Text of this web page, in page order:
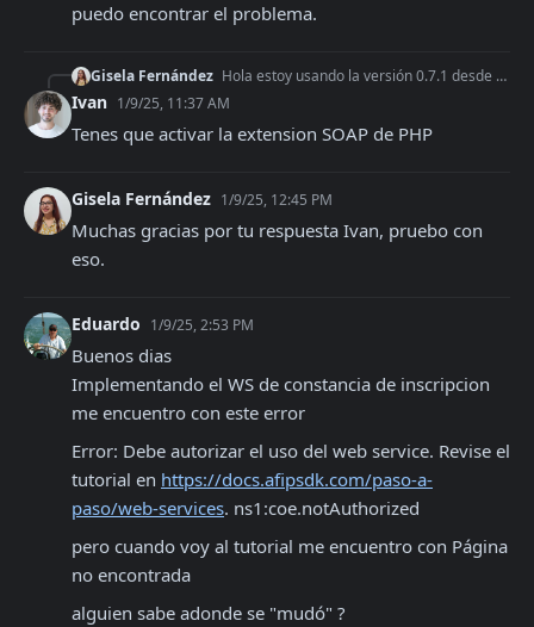
puedo encontrar el problema.
Gisela Fernández Hola estoy usando la versión 0.7.1 desde el 2023 y hace unos días estoy obteniendo el error: Error {#1674 #message: "Undefined constant "SOAP_1_1", algo cambió
Ivan 1/9/25, 11:37 AM
Tenes que activar la extension SOAP de PHP
Gisela Fernández 1/9/25, 12:45 PM
Muchas gracias por tu respuesta Ivan, pruebo con
eso.
Eduardo 1/9/25, 2:53 PM
Buenos dias
Implementando el WS de constancia de inscripcion
me encuentro con este error
Error: Debe autorizar el uso del web service. Revise el
tutorial en https://docs.afipsdk.com/paso-a-
paso/web-services. ns1:coe.notAuthorized
pero cuando voy al tutorial me encuentro con Página
no encontrada
alguien sabe adonde se "mudó" ?